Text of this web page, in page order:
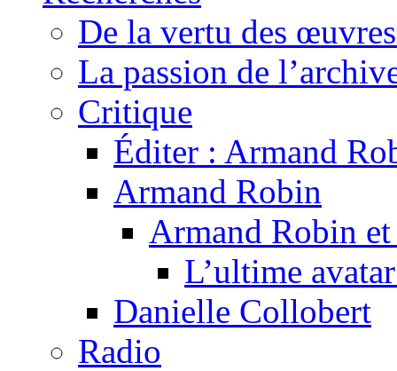
De la vertu des
La passion de
Critique
Éditer : Armand
Armand Robin
Armand Robin
L’ultime
Danielle Collobert
Radio